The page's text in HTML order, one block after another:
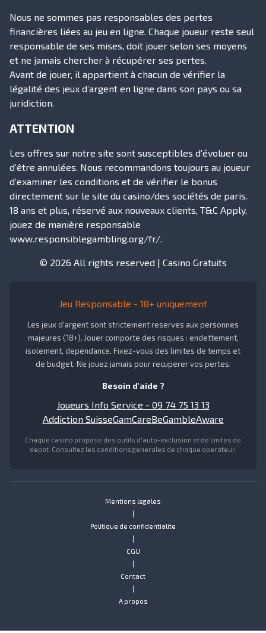
Nous ne sommes pas responsables des pertes
financières liées au jeu en ligne. Chaque joueur reste seul
responsable de ses mises, doit jouer selon ses moyens
et ne jamais chercher à récupérer ses pertes.
Avant de jouer, il appartient à chacun de vérifier la
légalité des jeux d’argent en ligne dans son pays ou sa
juridiction.
ATTENTION
Les offres sur notre site sont susceptibles d’évoluer ou
d’être annulées. Nous recommandons toujours au joueur
d’examiner les conditions et de vérifier le bonus
directement sur le site du casino/des sociétés de paris.
18 ans et plus, réservé aux nouveaux clients, T&C Apply,
jouez de manière responsable
www.responsiblegambling.org/fr/.
© 2026 All rights reserved | Casino Gratuits
Jeu Responsable - 18+ uniquement
Les jeux d'argent sont strictement reserves aux personnes
majeures (18+). Jouer comporte des risques : endettement,
isolement, dependance. Fixez-vous des limites de temps et
de budget. Ne jouez jamais pour recuperer vos pertes.
Besoin d'aide ?
Joueurs Info Service - 09 74 75 13 13
Addiction SuisseGamCareBeGambleAware
Chaque casino propose des outils d'auto-exclusion et de limites de
depot. Consultez les conditions generales de chaque operateur.
Mentions legales
|
Politique de confidentialite
|
CGU
|
Contact
|
A propos